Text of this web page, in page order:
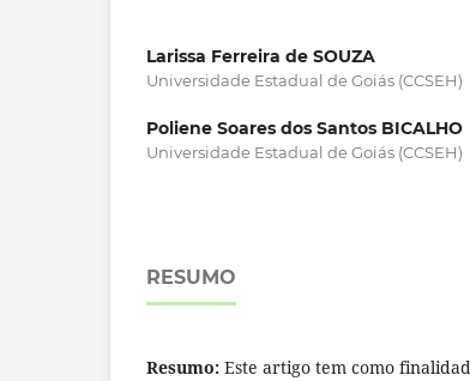
Larissa Ferreira de SOUZA
Universidade Estadual de Goiás (CCSEH)
Poliene Soares dos Santos BICALHO
Universidade Estadual de Goiás (CCSEH)
RESUMO
Resumo: Este artigo tem como